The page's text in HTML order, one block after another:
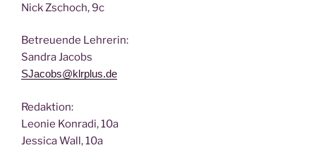
Nick Zscho­ch, 9c
Betreu­en­de Lehrerin:
San­dra Jacobs
SJacobs@klrplus.de
Redak­ti­on:
Leo­nie Kon­ra­di, 10a
Jes­si­ca Wall, 10a